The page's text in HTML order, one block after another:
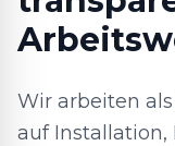
Wir arbeiten
auf Installation,